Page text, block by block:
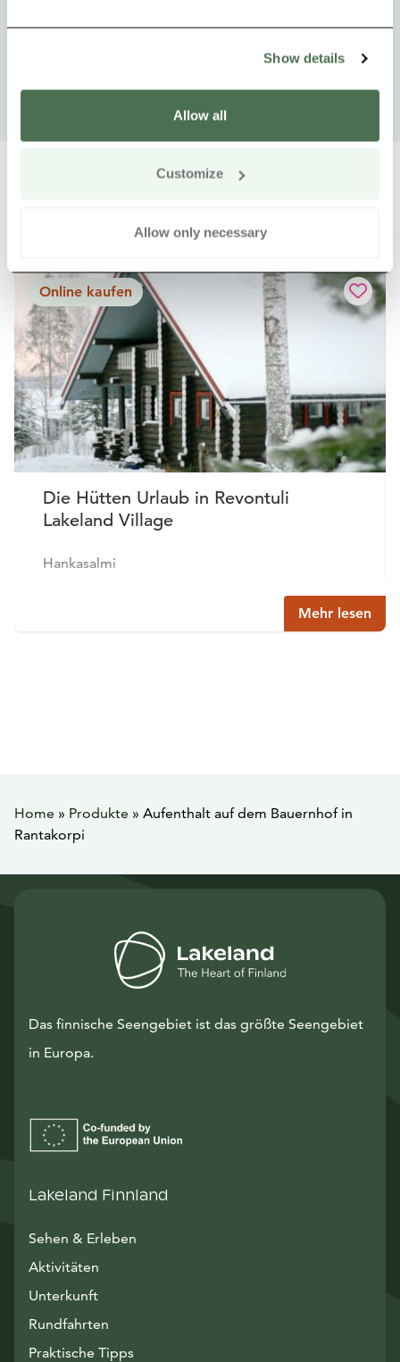
Show details
Allow all
Customize
Allow only necessary
Weitere Produkte in der Nähe
Online kaufen
Die Hütten Urlaub in Revontuli
Lakeland Village
Hankasalmi
Mehr lesen
Home » Produkte » Aufenthalt auf dem Bauernhof in
Rantakorpi
Das finnische Seengebiet ist das größte Seengebiet
in Europa.
Lakeland Finnland
Sehen & Erleben
Aktivitäten
Unterkunft
Rundfahrten
Praktische Tipps